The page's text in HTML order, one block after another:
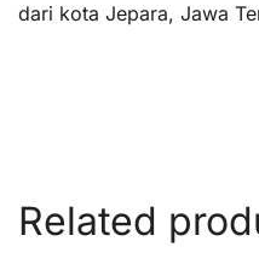
dari kota Jepara, Jawa
Related